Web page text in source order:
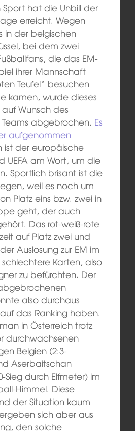
hat die Unbill der
erreicht. Wegen
in der belgischen
bei dem zwei
die das EM-
ihrer Mannschaft
Teufel“ besuchen
kamen, wurde dieses
Wunsch des
abgebrochen. Es
aufgenommen
ist der europäische
UEFA am Wort, um die
Sportlich brisant ist die
weil es noch um
Platz eins bzw. zwei in
geht, der auch
Das rot-weiß-rote
auf Platz zwei und
Auslosung zur EM im
Karten, also
zu befürchten. Der
also durchaus
das Ranking haben.
in Österreich trotz
durchwachsenen
Belgien (2:3-
Aserbaitschan
Sieg durch Elfmeter) im
Himmel. Diese
der Situation kaum
sich aber aus
den solche